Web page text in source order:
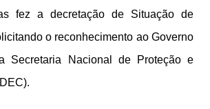
fez a decretação de Situação de
o reconhecimento ao Governo
Secretaria Nacional de Proteção e